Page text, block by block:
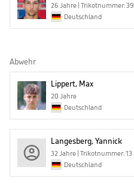
26 Jahre | Trikotnummer: 39
Deutschland
Abwehr
Lippert, Max
20 Jahre
Deutschland
Langesberg, Yannick
32 Jahre | Trikotnummer: 13
Deutschland